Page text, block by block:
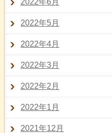
2022年5月
2022年4月
2022年3月
2022年2月
2022年1月
2021年12月